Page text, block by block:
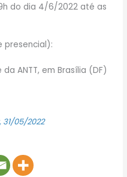
do dia 4/6/2022 até as
presencial):
ANTT, em Brasília (DF)
05/2022